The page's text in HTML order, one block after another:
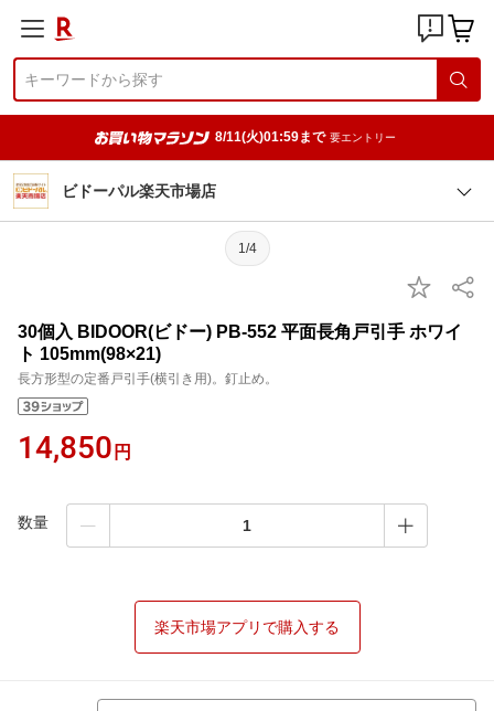
8/11(火)01:59まで 要エントリー
ビドーパル楽天市場店
1/4
30個入 BIDOOR(ビドー) PB-552 平面長角戸引手 ホワイ
ト 105mm(98×21)
長方形型の定番戸引手(横引き用)。釘止め。
14,850 円
数量
楽天市場アプリで購入する